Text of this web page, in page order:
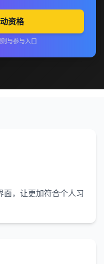
资格
与参与入口
面，让更加符合个人习